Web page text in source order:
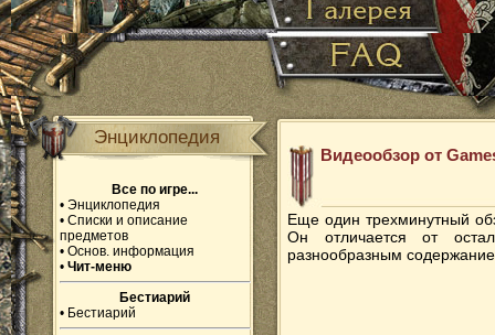
Энциклопедия
Все по игре...
• Энциклопедия
• Списки и описание
предметов
• Основ. информация
• Чит-меню
Бестиарий
• Бестиарий
Видеообзор от
Еще один трехминутный
Он отличается от
разнообразным